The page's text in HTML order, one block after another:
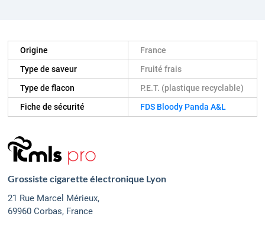
Origine
France
Type de saveur
Fruité frais
Type de flacon
P.E.T. (plastique recyclable)
Fiche de sécurité
FDS Bloody Panda A&L
Grossiste cigarette électronique Lyon
21 Rue Marcel Mérieux,
69960 Corbas, France